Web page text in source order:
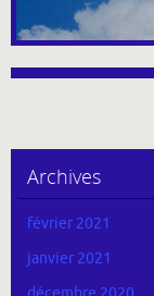
Archives
février 2021
janvier 2021